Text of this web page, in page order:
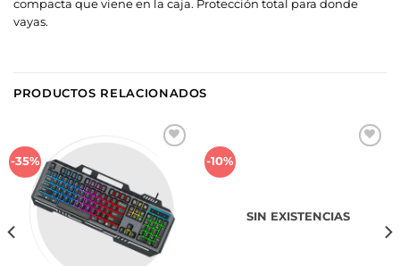
compacta que viene en la caja. Protección total para donde
vayas.
PRODUCTOS RELACIONADOS
-35% -10%
SIN EXISTENCIAS